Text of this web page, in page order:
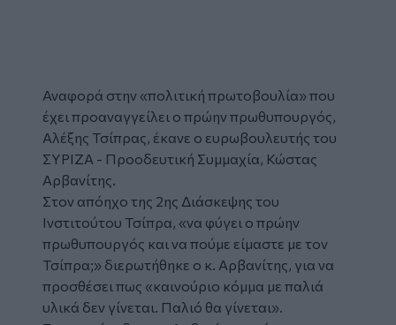
Αναφορά στην «πολιτική πρωτοβουλία» που
έχει προαναγγείλει ο πρώην πρωθυπουργός,
Αλέξης Τσίπρας, έκανε ο ευρωβουλευτής του
ΣΥΡΙΖΑ - Προοδευτική Συμμαχία, Κώστας
Αρβανίτης.
Στον απόηχο της 2ης Διάσκεψης του
Ινστιτούτου Τσίπρα, «να φύγει ο πρώην
πρωθυπουργός και να πούμε είμαστε με τον
Τσίπρα;» διερωτήθηκε ο κ. Αρβανίτης, για να
προσθέσει πως «καινούριο κόμμα με παλιά
υλικά δεν γίνεται. Παλιό θα γίνεται».